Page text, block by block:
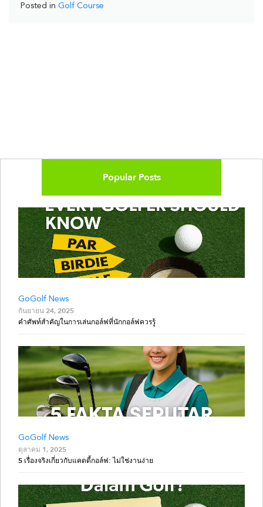
Posted in Golf Course
Popular Posts
GoGolf News
กันยายน 24, 2025
คำศัพท์สำคัญในการเล่นกอล์ฟที่นักกอล์ฟควรรู้
GoGolf News
ตุลาคม 1, 2025
5 เรื่องจริงเกี่ยวกับแคดดี้กอล์ฟ: ไม่ใช่งานง่าย